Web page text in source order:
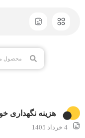
هزینه نگهداری
4 خرداد 1405